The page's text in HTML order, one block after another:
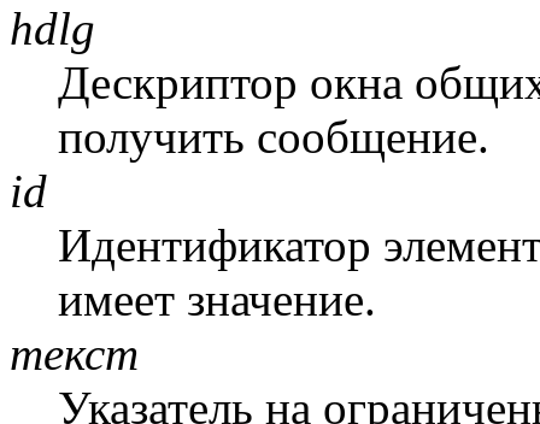
hdlg
Дескриптор окна
получить сообщение.
id
Идентификатор
имеет значение.
текст
Указатель на